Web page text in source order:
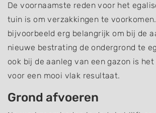
De voornaamste reden voor het
tuin is om verzakkingen te
bijvoorbeeld erg belangrijk om bij de
nieuwe bestrating de ondergrond te
ook bij de aanleg van een gazon is
voor een mooi vlak resultaat.
Grond afvoeren